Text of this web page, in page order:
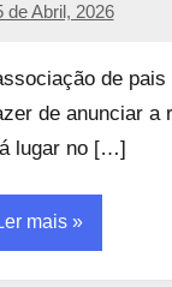
de Abril, 2026
de
de anunciar a
lugar no […]
mais